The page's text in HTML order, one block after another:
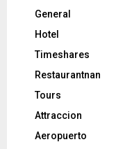
General
Hotel
Timeshares
Restaurantnan
Tours
Attraccion
Aeropuerto